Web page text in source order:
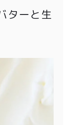
ターと生